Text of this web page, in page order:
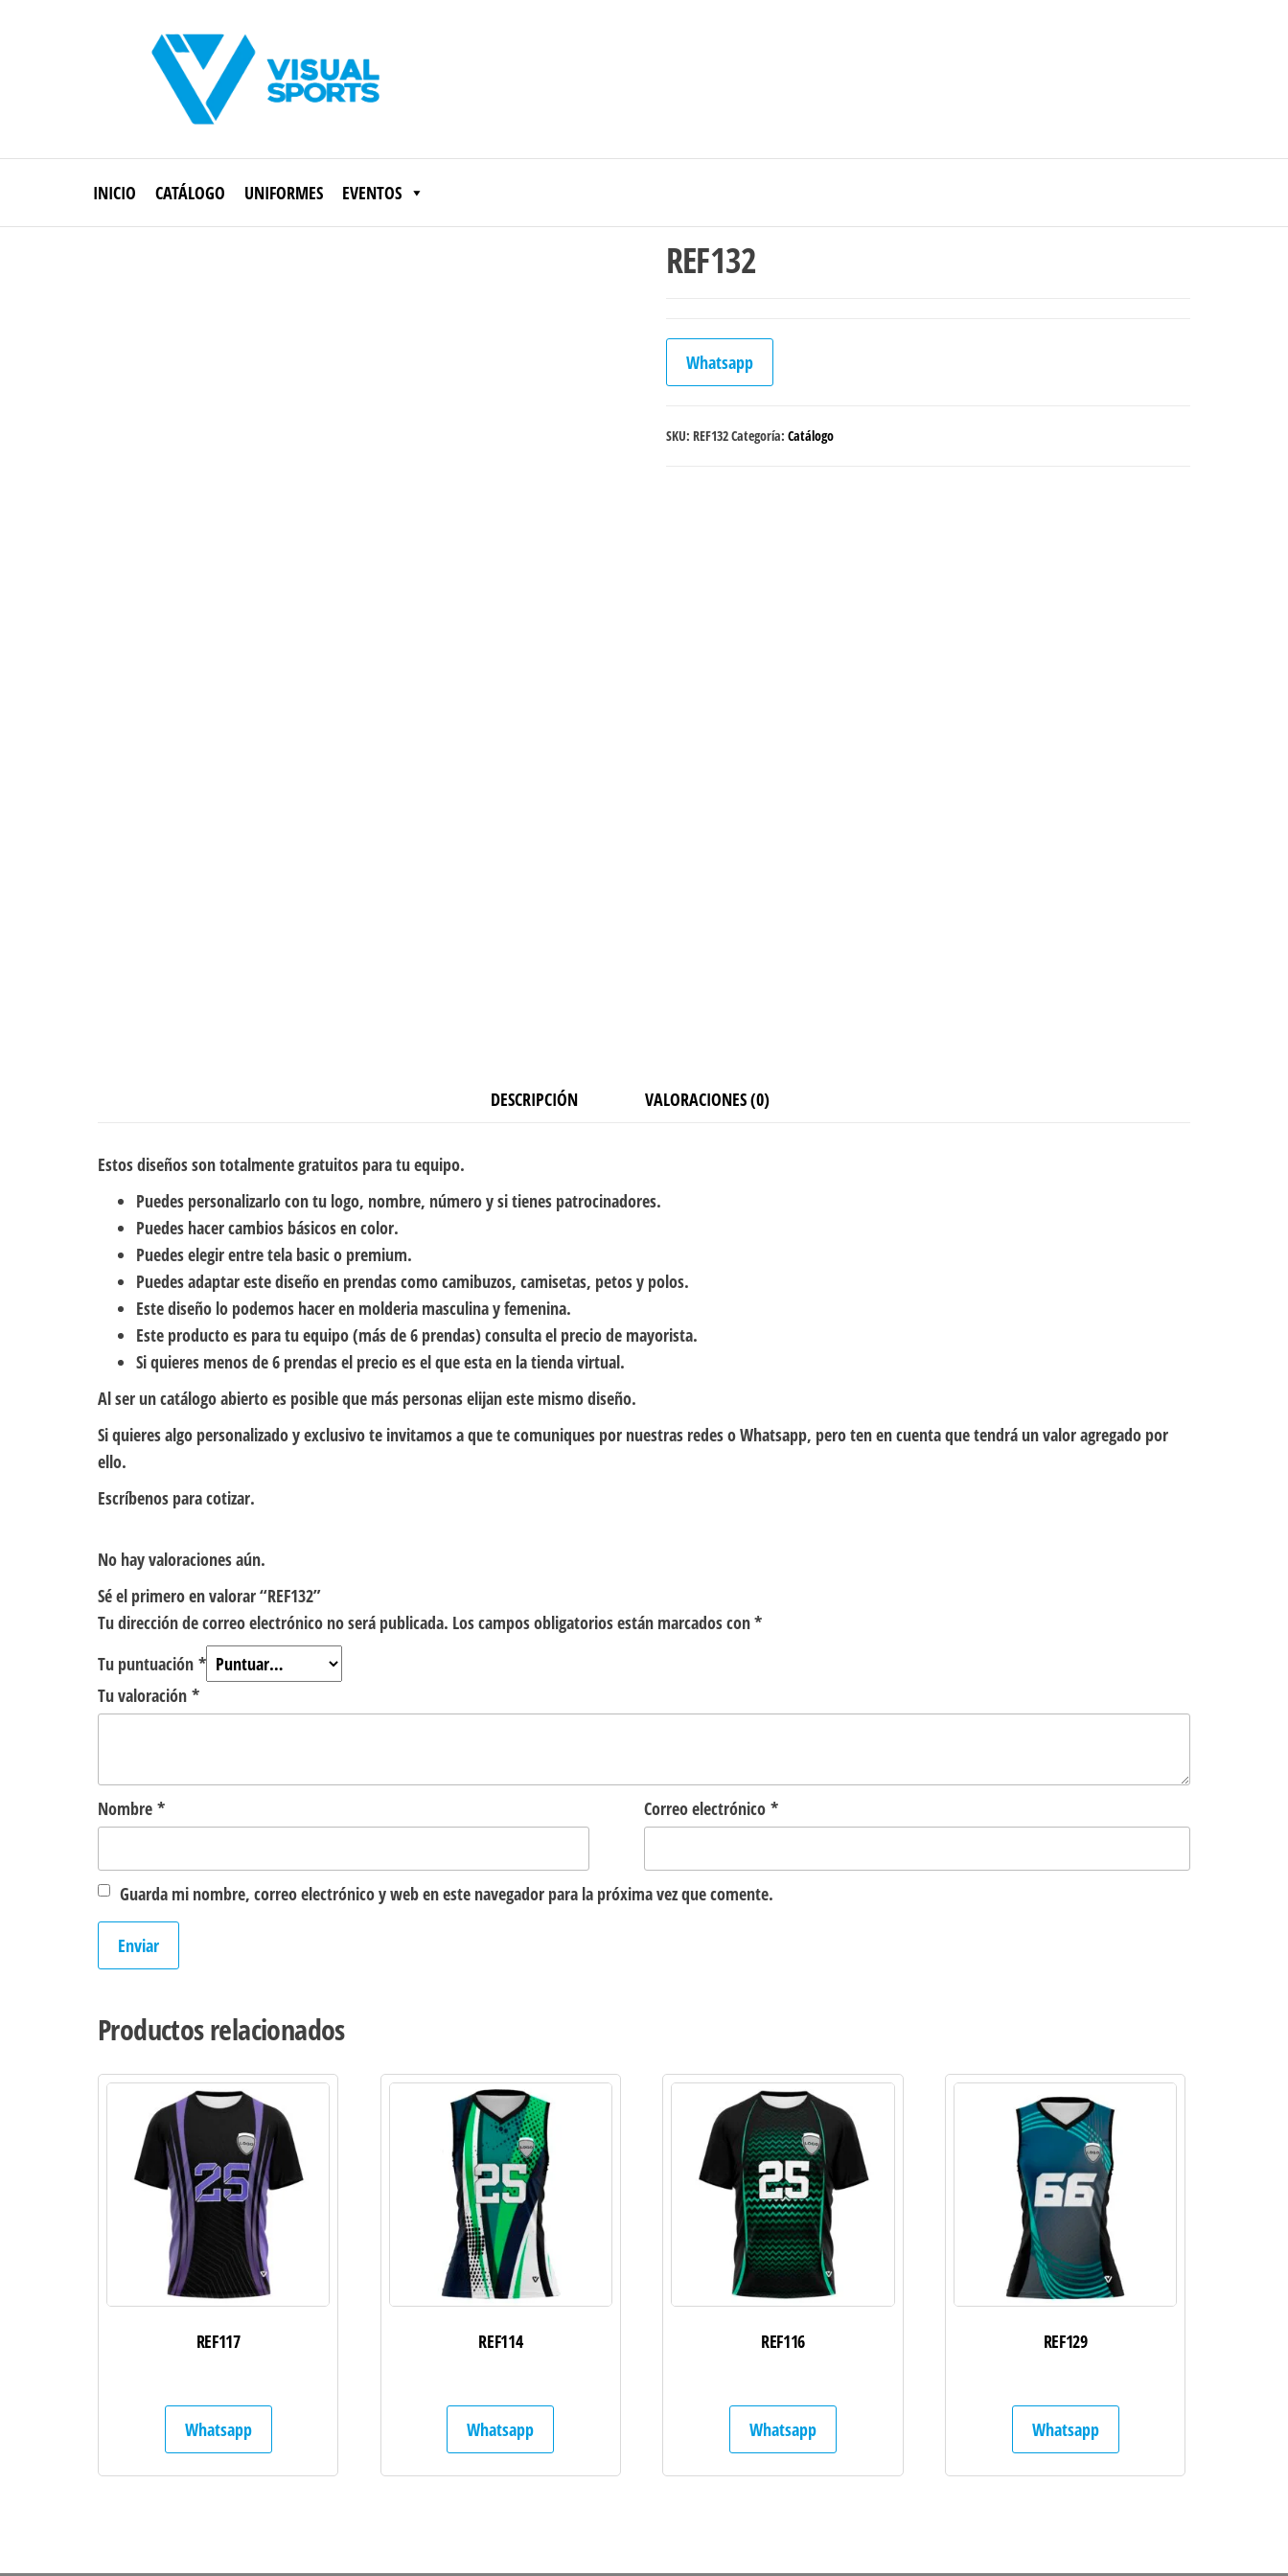
INICIO CATÁLOGO UNIFORMES EVENTOS
REF132
Whatsapp
SKU: REF132Categoría: Catálogo
DESCRIPCIÓN VALORACIONES (0)
Estos diseños son totalmente gratuitos para tu equipo.
Puedes personalizarlo con tu logo, nombre, número y si tienes patrocinadores.
Puedes hacer cambios básicos en color.
Puedes elegir entre tela basic o premium.
Puedes adaptar este diseño en prendas como camibuzos, camisetas, petos y polos.
Este diseño lo podemos hacer en molderia masculina y femenina.
Este producto es para tu equipo (más de 6 prendas) consulta el precio de mayorista.
Si quieres menos de 6 prendas el precio es el que esta en la tienda virtual.
Al ser un catálogo abierto es posible que más personas elijan este mismo diseño.
Si quieres algo personalizado y exclusivo te invitamos a que te comuniques por nuestras redes o Whatsapp, pero ten en cuenta que tendrá un valor agregado por
ello.
Escríbenos para cotizar.
No hay valoraciones aún.
Sé el primero en valorar “REF132”
Tu dirección de correo electrónico no será publicada. Los campos obligatorios están marcados con*
Tu puntuación *
Tu valoración *
Nombre * Correo electrónico *
Guarda mi nombre, correo electrónico y web en este navegador para la próxima vez que comente.
Productos relacionados
REF117
Whatsapp
REF114
Whatsapp
REF116
Whatsapp
REF129
Whatsapp